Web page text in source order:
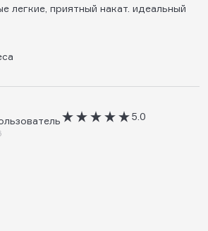
легкие, приятный накат. идеальный
5.0